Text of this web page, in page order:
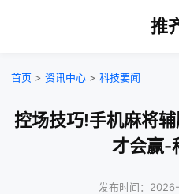
推
首页 > 资讯中心 > 科技要闻
控场技巧!手机麻将
才会赢-
发布时间：